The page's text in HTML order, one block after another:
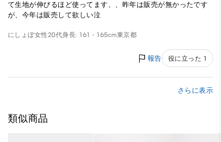
て生地が伸びるほど使ってます、、昨年は販売が無かったです
が、今年は販売して欲しい泣
にしょぼ女性20代身長: 161 - 165cm東京都
報告 役に立った 1
さらに表示
類似商品